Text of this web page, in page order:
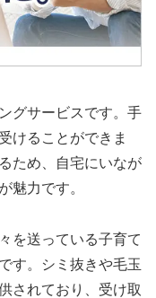
グサービスです。手
けることができま
ため、自宅にいなが
魅力です。
を送っている子育て
す。シミ抜きや毛玉
されており、受け取